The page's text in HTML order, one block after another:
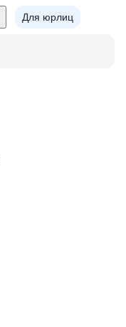
Для юрлиц